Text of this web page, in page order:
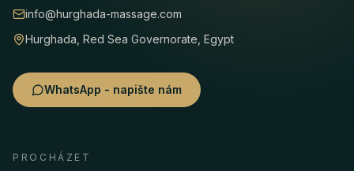
info@hurghada-massage.com
Hurghada, Red Sea Governorate, Egypt
WhatsApp - napište nám
PROCHÁZET